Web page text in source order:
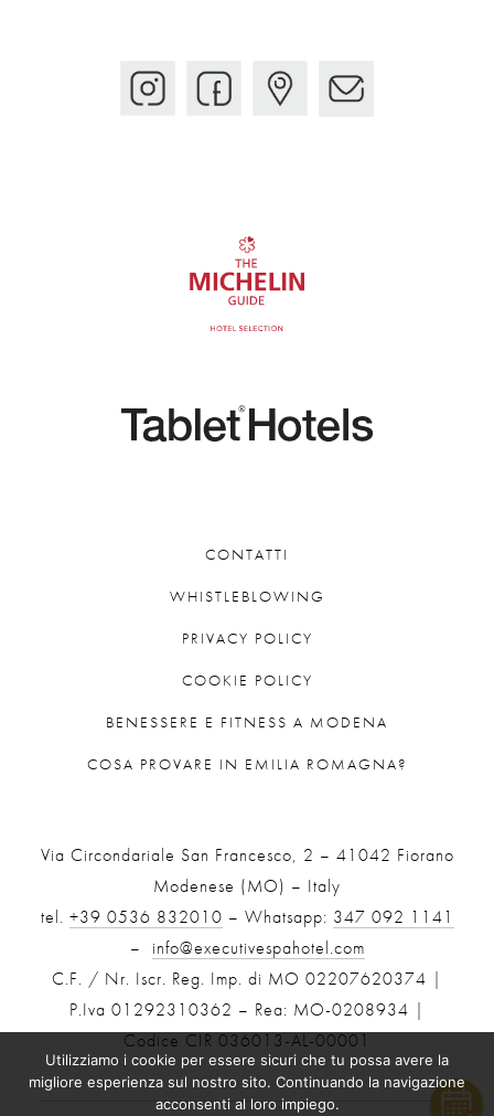
CONTATTI
WHISTLEBLOWING
PRIVACY POLICY
COOKIE POLICY
BENESSERE E FITNESS A MODENA
COSA PROVARE IN EMILIA ROMAGNA?
Via Circondariale San Francesco, 2 – 41042 Fiorano
Modenese (MO) – Italy
tel. +39 0536 832010 – Whatsapp: 347 092 1141
– info@executivespahotel.com
C.F. / Nr. Iscr. Reg. Imp. di MO 02207620374 |
P.Iva 01292310362 – Rea: MO-0208934 |
Codice CIR 036013-AL-00001
Utilizziamo i cookie per essere sicuri che tu possa avere la
migliore esperienza sul nostro sito. Continuando la navigazione
acconsenti al loro impiego.